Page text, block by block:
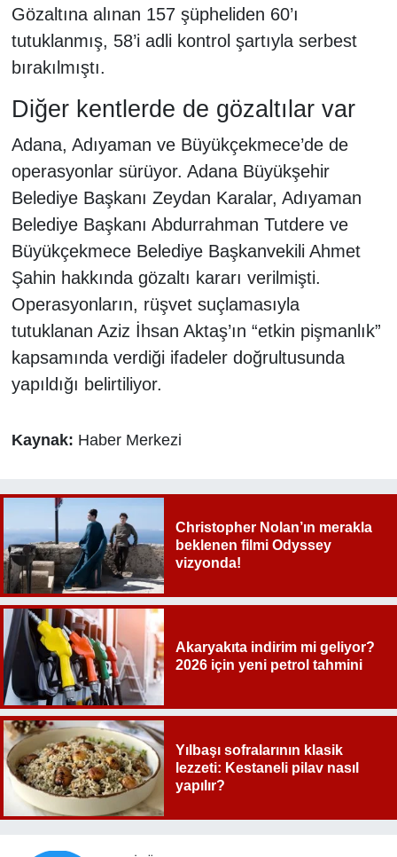
Gözaltına alınan 157 şüpheliden 60’ı
tutuklanmış, 58’i adli kontrol şartıyla serbest
bırakılmıştı.
Diğer kentlerde de gözaltılar var
Adana, Adıyaman ve Büyükçekmece’de de
operasyonlar sürüyor. Adana Büyükşehir
Belediye Başkanı Zeydan Karalar, Adıyaman
Belediye Başkanı Abdurrahman Tutdere ve
Büyükçekmece Belediye Başkanvekili Ahmet
Şahin hakkında gözaltı kararı verilmişti.
Operasyonların, rüşvet suçlamasıyla
tutuklanan Aziz İhsan Aktaş’ın “etkin pişmanlık”
kapsamında verdiği ifadeler doğrultusunda
yapıldığı belirtiliyor.
Kaynak: Haber Merkezi
Christopher Nolan’ın merakla
beklenen filmi Odyssey
vizyonda!
Akaryakıta indirim mi geliyor?
2026 için yeni petrol tahmini
Yılbaşı sofralarının klasik
lezzeti: Kestaneli pilav nasıl
yapılır?